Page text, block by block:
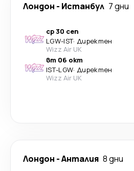
Лондон - Истанбул 7 дни
ср 30 сеп
LGW-IST· Директен
Wizz Air UK
вт 06 окт
IST-LGW· Директен
Wizz Air UK
Лондон -Анталия 8 дни